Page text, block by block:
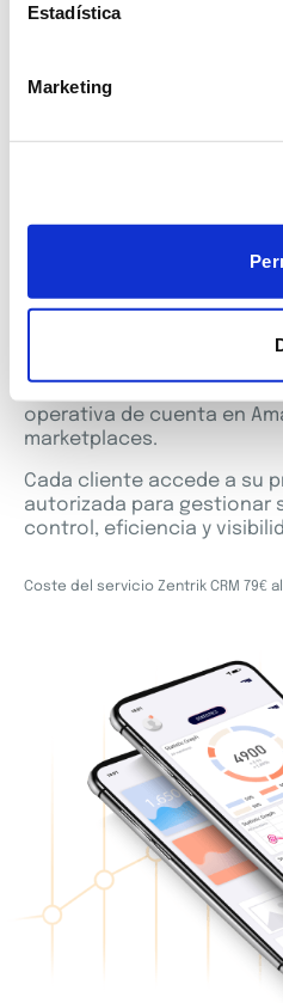
Estadística
Marketing
tus cuentas
operativa de cuenta en
marketplaces.
Cada cliente accede a su
autorizada para gestionar
control, eficiencia y
Coste del servicio Zentrik CRM 79€